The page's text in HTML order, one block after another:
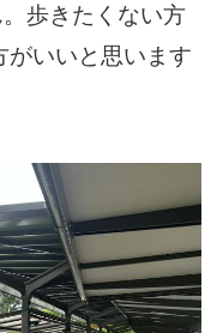
歩きたくない方
がいいと思います